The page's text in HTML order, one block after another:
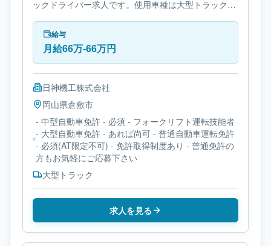
ックドライバー求人です。使用車種は大型トラックで
す。勤務時間は- 休憩時間: 60分です。必要免許は- 中
型自動車免許です。
給与
月給66万-66万円
日神機工株式会社
岡山県倉敷市
- 中型自動車免許 - 必須 - フォークリフト運転技能者
- 大型自動車免許 - あれば尚可 - 普通自動車運転免許
- 必須(AT限定不可) - 免許取得制度あり - 普通免許の
方もお気軽にご応募下さい
大型トラック
求人を見る